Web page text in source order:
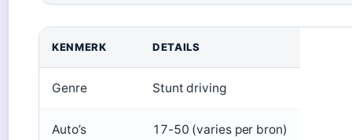
KENMERK DETAILS
Genre Stunt driving
Auto’s 17-50 (varies per bron)